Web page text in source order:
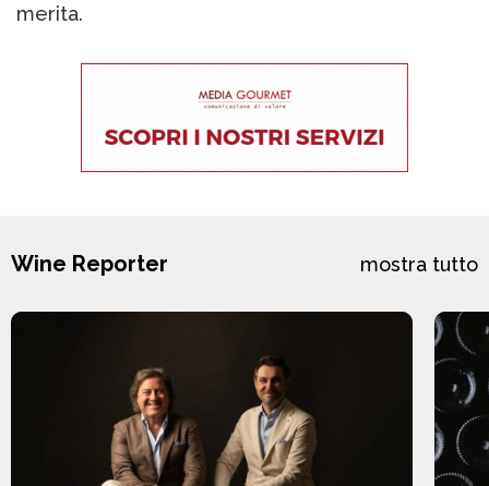
merita.
Wine Reporter mostra tutto